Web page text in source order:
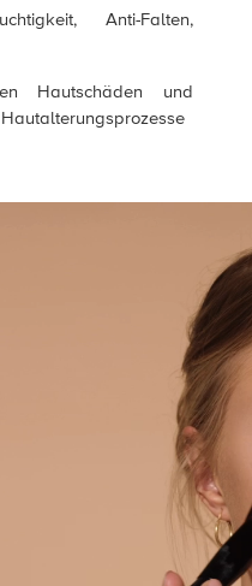
Anti-Falten,
Hautschäden und